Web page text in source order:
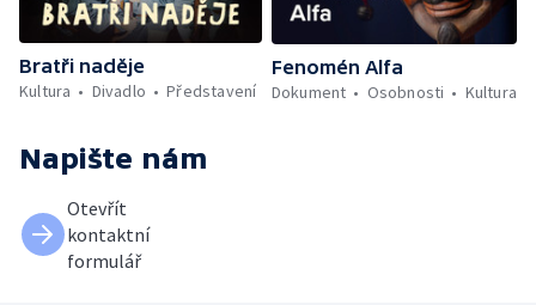
Bratři naděje
Kultura
Divadlo Představení
Fenomén Alfa
Dokument
Osobnosti Kultura
Napište nám
Otevřít
kontaktní
formulář